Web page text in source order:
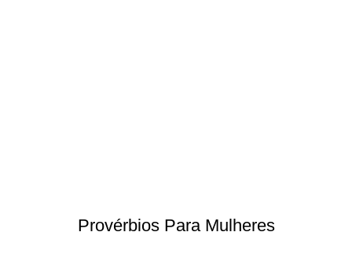
Provérbios Para Mulheres